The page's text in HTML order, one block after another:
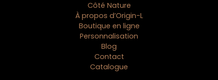
Côté Nature
À propos d’Origin-L
Boutique en ligne
Personnalisation
Blog
Contact
Catalogue